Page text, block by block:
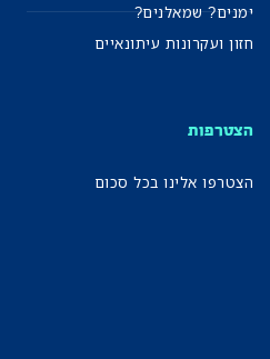
ימנים? שמאלנים?
חזון ועקרונות עיתונאיים
הצטרפות
הצטרפו אלינו בכל סכום